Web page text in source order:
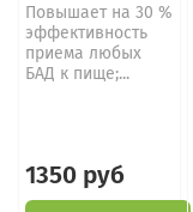
Повышает на 30 %
эффективность
приема любых
БАД к пище;...
1350 руб